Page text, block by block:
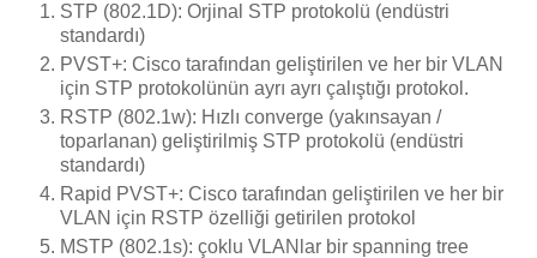
STP (802.1D): Orjinal STP protokolü (endüstri
standardı)
PVST+: Cisco tarafından geliştirilen ve her bir VLAN
için STP protokolünün ayrı ayrı çalıştığı protokol.
RSTP (802.1w): Hızlı converge (yakınsayan /
toparlanan) geliştirilmiş STP protokolü (endüstri
standardı)
Rapid PVST+: Cisco tarafından geliştirilen ve her bir
VLAN için RSTP özelliği getirilen protokol
MSTP (802.1s): çoklu VLANlar bir spanning tree